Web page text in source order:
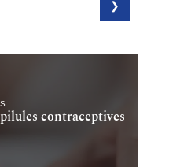
contraceptives